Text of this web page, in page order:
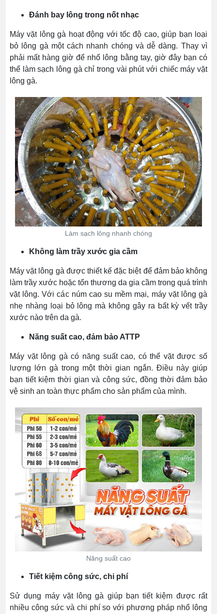
Đánh bay lông trong nốt nhạc
Máy vặt lông gà hoạt động với tốc độ cao, giúp bạn loại
bỏ lông gà một cách nhanh chóng và dễ dàng. Thay vì
phải mất hàng giờ để nhổ lông bằng tay, giờ đây bạn có
thể làm sạch lông gà chỉ trong vài phút với chiếc máy vặt
lông gà.
Làm sạch lông nhanh chóng
Không làm trầy xước gia cầm
Máy vặt lông gà được thiết kế đặc biệt để đảm bảo không
làm trầy xước hoặc tổn thương da gia cầm trong quá trình
vặt lông. Với các núm cao su mềm mại, máy vặt lông gà
nhẹ nhàng loại bỏ lông mà không gây ra bất kỳ vết trầy
xước nào trên da gà.
Năng suất cao, đảm bảo ATTP
Máy vặt lông gà có năng suất cao, có thể vặt được số
lượng lớn gà trong một thời gian ngắn. Điều này giúp
bạn tiết kiệm thời gian và công sức, đồng thời đảm bảo
vệ sinh an toàn thực phẩm cho sản phẩm của mình.
Năng suất cao
Tiết kiệm công sức, chi phí
Sử dụng máy vặt lông gà giúp bạn tiết kiệm được rất
nhiều công sức và chi phí so với phương pháp nhổ lông